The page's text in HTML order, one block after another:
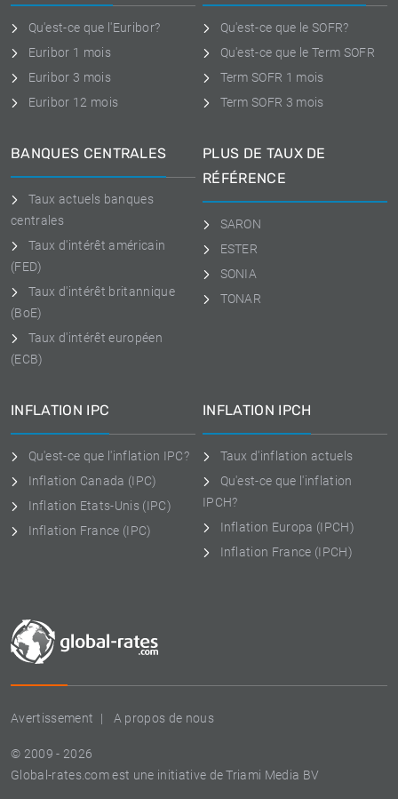
Avertissement A propos de nous
© 2009 - 2026
Global-rates.com est une initiative de Triami Media BV
Qu'est-ce que l'Euribor?
Euribor 1 mois
Euribor 3 mois
Euribor 12 mois
Qu'est-ce que le SOFR?
Qu'est-ce que le Term SOFR
Term SOFR 1 mois
Term SOFR 3 mois
BANQUES CENTRALES
Taux actuels banques
centrales
Taux d'intérêt américain
(FED)
Taux d'intérêt britannique
(BoE)
Taux d'intérêt européen
(ECB)
PLUS DE TAUX DE
RÉFÉRENCE
SARON
ESTER
SONIA
TONAR
INFLATION IPC
Qu'est-ce que l'inflation IPC?
Inflation Canada (IPC)
Inflation Etats-Unis (IPC)
Inflation France (IPC)
INFLATION IPCH
Taux d'inflation actuels
Qu'est-ce que l'inflation
IPCH?
Inflation Europa (IPCH)
Inflation France (IPCH)